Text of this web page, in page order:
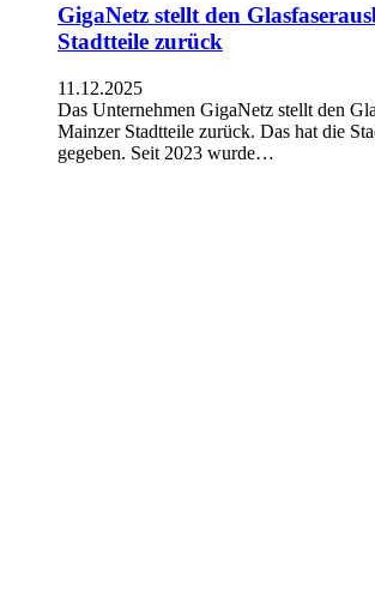
GigaNetz stellt den
Stadtteile zurück
11.12.2025
Das Unternehmen GigaNetz stellt den
Mainzer Stadtteile zurück. Das hat die
gegeben. Seit 2023 wurde…